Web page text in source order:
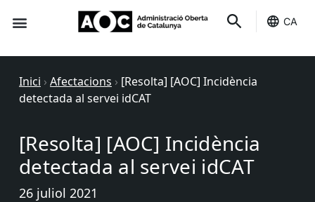
CA
Inici › Afectacions › [Resolta] [AOC] Incidència
detectada al servei idCAT
[Resolta] [AOC] Incidència
detectada al servei idCAT
26 juliol 2021